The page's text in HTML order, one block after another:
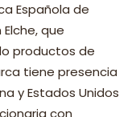
Española de
que
productos de
tiene presencia
y Estados Unidos
con